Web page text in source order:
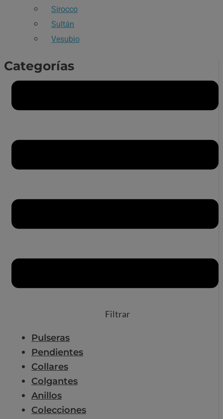
Sirocco
Sultán
Vesubio
Categorías
Filtrar
Pulseras
Pendientes
Collares
Colgantes
Anillos
Colecciones